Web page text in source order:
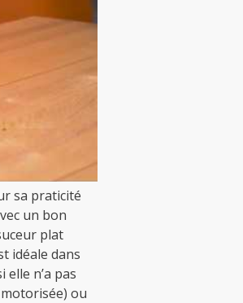
sa praticité
un bon
plat
idéale dans
n’a pas
ou